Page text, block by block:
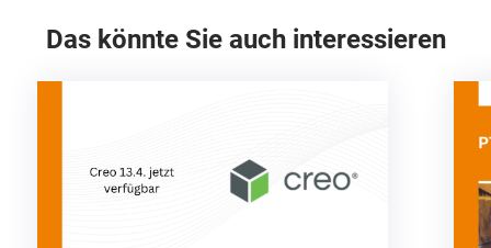
Das könnte Sie auch interessieren